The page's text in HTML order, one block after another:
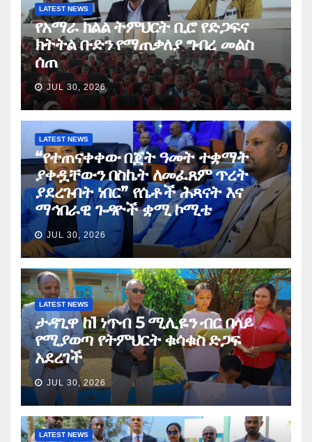
LATEST NEWS
የአማራ ክልል ትምህርት ቢሮ የድጋፍና
ክትትል ቡድን የማጠቃለያ ግብረ መልስ
ሰጠ
JUL 30, 2026
LATEST NEWS
“የተጠናቀቀው በጀት ዓመት ተቋማት
ያቀዷቸውን በስኬት ለመፈጸም ጥረት
ያደረጉበት ነበር” የሴቶች ሕጻናት እና
ማኅበራዊ ጉዳዮች ቋሚ ኮሚቴ
JUL 30, 2026
LATEST NEWS
ታዳጊዋ ከ1 ነጥብ 5 ሚሊዬን ብር በላይ
የሚያወጣ የትምህርት ቁሳቁስ ድጋፍ
አደረገች
JUL 30, 2026
LATEST NEWS